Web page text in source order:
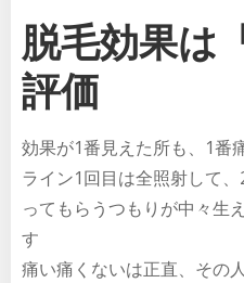
脱毛効果は
評価
効果が1番見えた所も、1番
ライン1回目は全照射して
ってもらうつもりが中々生
す
痛い痛くないは正直、その